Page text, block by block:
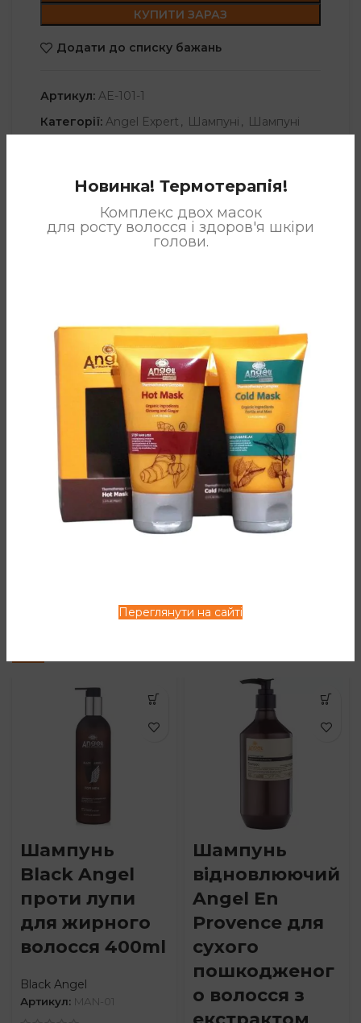
Новинка! Термотерапія!
Комплекс двох масок
для росту волосся і здоров'я шкіри
голови.
Переглянути на сайті
КУПИТИ ЗАРАЗ
Додати до списку бажань
Артикул: AE-101-1
Категорії: Angel Expert , Шампуні , Шампуні
Angel
Поділитися:
арганову олію, вітаміни С і Е. Розроблений спеціально для
фарбованого волосся. Захищає і зберігає інтенсивність
відтінку, робить волосся м’яким, гладеньким і слухняним,
надає блиск.
ДОДАТКОВА ІНФОРМАЦІЯ
ВІДГУКИ (0)
Шампунь
Black Angel
проти лупи
для жирного
волосся 400ml
Black Angel
Артикул: MAN-01
Шампунь
відновлюючий
Angel En
Provence для
сухого
пошкодженог
о волосся з